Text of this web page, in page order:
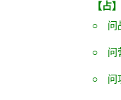
【占】
○ 问
○ 问
○ 问